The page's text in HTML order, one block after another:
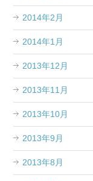
2014年2月
2014年1月
2013年12月
2013年11月
2013年10月
2013年9月
2013年8月